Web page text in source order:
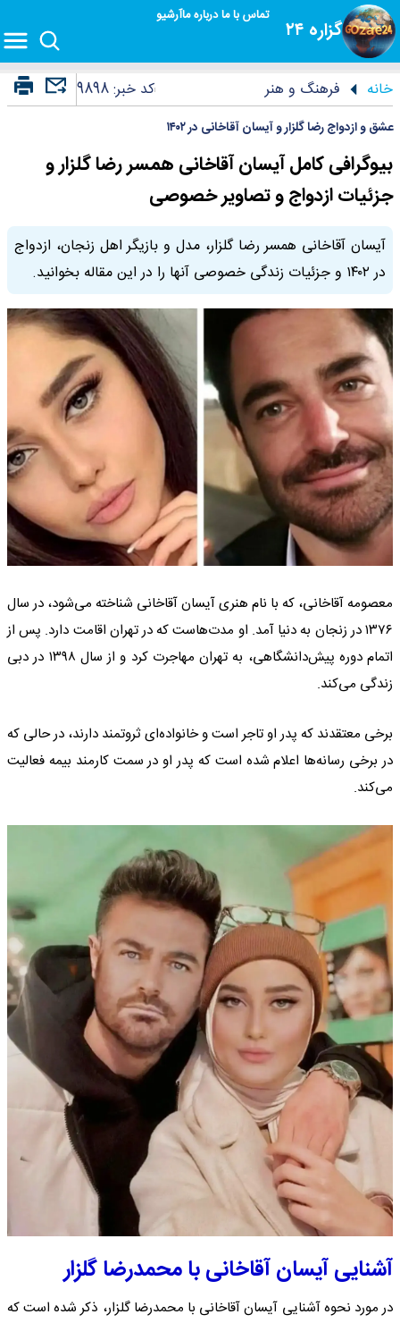
گزاره ۲۴
تماس با مادرباره ماآرشیو
خانه فرهنگ و هنر کد خبر:9898
عشق و ازدواج رضا گلزار و آیسان آقاخانی در ۱۴۰۲
بیوگرافی کامل آیسان آقاخانی همسر رضا گلزار و
جزئیات ازدواج و تصاویر خصوصی
آیسان آقاخانی همسر رضا گلزار، مدل و بازیگر اهل زنجان، ازدواج
در ۱۴۰۲ و جزئیات زندگی خصوصی آنها را در این مقاله بخوانید.
معصومه آقاخانی، که با نام هنری آیسان آقاخانی شناخته می‌شود، در سال
۱۳۷۶ در زنجان به دنیا آمد. او مدت‌هاست که در تهران اقامت دارد. پس از
اتمام دوره پیش‌دانشگاهی، به تهران مهاجرت کرد و از سال ۱۳۹۸ در دبی
زندگی می‌کند.
برخی معتقدند که پدر او تاجر است و خانواده‌ای ثروتمند دارند، در حالی که
در برخی رسانه‌ها اعلام شده است که پدر او در سمت کارمند بیمه فعالیت
می‌کند.
آشنایی آیسان آقاخانی با محمدرضا گلزار
در مورد نحوه آشنایی آیسان آقاخانی با محمدرضا گلزار، ذکر شده است که